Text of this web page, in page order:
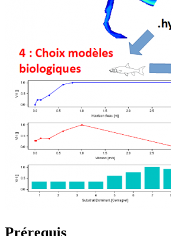
Prérequis